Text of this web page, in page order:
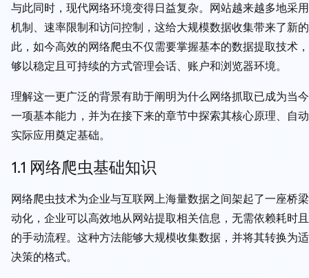
与此同时，现代网络环境变得日益复杂。网站越来越多地采
机制、速率限制和访问控制，这给大规模数据收集带来了新
此，如今高效的网络爬虫不仅需要掌握基本的数据提取技术
够以稳定且可持续的方式管理会话、账户和浏览器环境。
理解这一更广泛的背景有助于阐明为什么网络抓取已成为当
一项基本能力，并为在接下来的章节中探索其核心原理、自
实际应用奠定基础。
1.1 网络爬虫基础知识
网络爬虫技术为企业与互联网上海量数据之间架起了一座桥
动化，企业可以高效地从网站提取相关信息，无需依赖耗时
的手动流程。这种方法能够大规模收集数据，并将其转换为
决策的格式。